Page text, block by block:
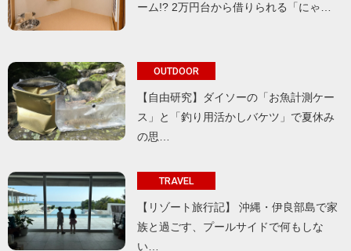
ーム!? 2万円台から借りられる「にゃ…
OUTDOOR
【自由研究】ダイソーの「お魚計測ケー
ス」と「釣り用活かしバケツ」で夏休み
の思…
TRAVEL
【リゾート旅行記】 沖縄・伊良部島で家
族と過ごす、プールサイドで何もしな
い…